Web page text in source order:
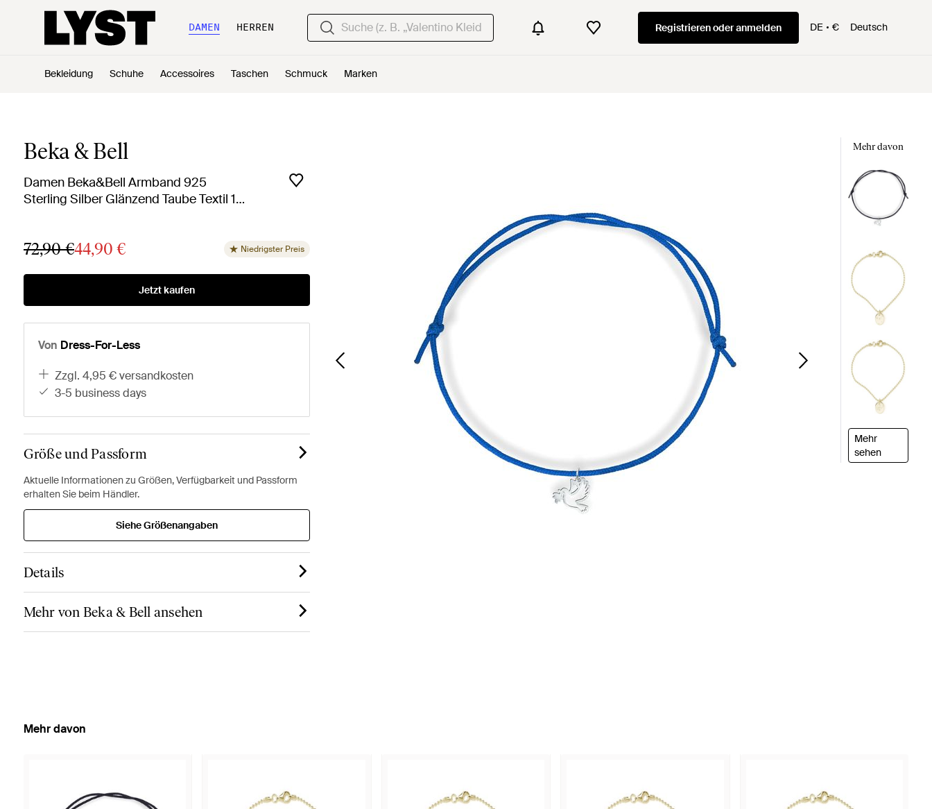
DAMEN HERREN Registrieren oder anmelden DE € Deutsch
Bekleidung Schuhe Accessoires Taschen Schmuck Marken
Beka & Bell
Damen Beka&Bell Armband 925
Sterling Silber Glänzend Taube Textil 14-
72,90 €44,90 € Niedrigster Preis
Jetzt kaufen
Von Dress-For-Less
zzgl. 4,95 € versandkosten
3-5 business days
Größe und Passform
Aktuelle Informationen zu Größen, Verfügbarkeit und Passform
erhalten Sie beim Händler.
Siehe Größenangaben
Details
Mehr von Beka & Bell ansehen
Mehr davon
Mehr
sehen
Mehr davon